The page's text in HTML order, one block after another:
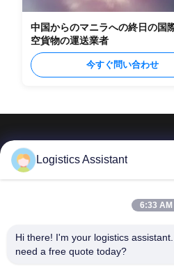
中国からのマニラへの終日の国
空貨物の運送業者
今すぐ問い合わせ
私たちを選べば、決して
簡単なリンク 連絡 く
Logistics Assistant
6:33 AM
Hi there! I'm your logistics
need a free quote today?